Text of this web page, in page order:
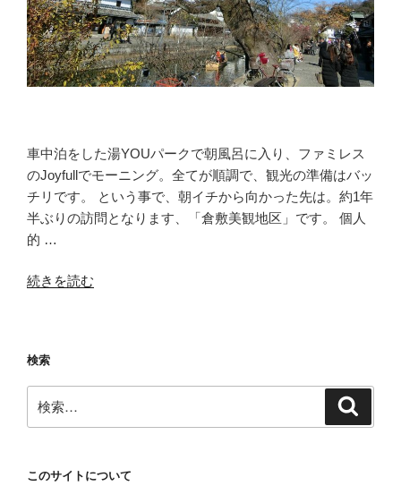
車中泊をした湯YOUパークで朝風呂に入り、ファミレス
のJoyfullでモーニング。全てが順調で、観光の準備はバッ
チリです。 という事で、朝イチから向かった先は。約1年
半ぶりの訪問となります、「倉敷美観地区」です。 個人
的 …
“人
地
を
朝
イ
か
続きを読む
検索
索:
このサイトについて